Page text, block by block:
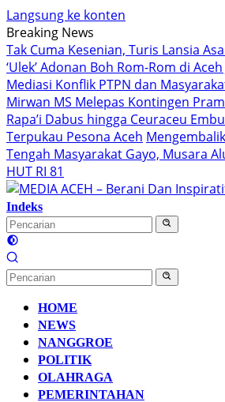
Langsung ke konten
Breaking News
Tak Cuma Kesenian, Turis Lansia
‘Ulek’ Adonan Boh Rom-Rom di Aceh
Mediasi Konflik PTPN dan
Mirwan MS Melepas Kontingen
Rapa’i Dabus hingga Ceuraceu
Terpukau Pesona Aceh
Tengah Masyarakat Gayo, Musara
HUT RI 81
Indeks
HOME
NEWS
NANGGROE
POLITIK
OLAHRAGA
PEMERINTAHAN